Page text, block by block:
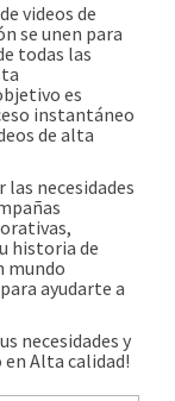
videos de
se unen para
todas las
es
instantáneo
de alta
necesidades
historia de
mundo
ayudarte a
necesidades y
Alta calidad!